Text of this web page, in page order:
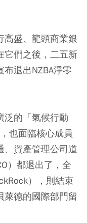
高盛、龍頭商業銀
它們之後，二五新
退出NZBA淨零
泛的「氣候行動
也面臨核心成員
、資產管理公司道
）都退出了，全
），則結束
萊德的國際部門留